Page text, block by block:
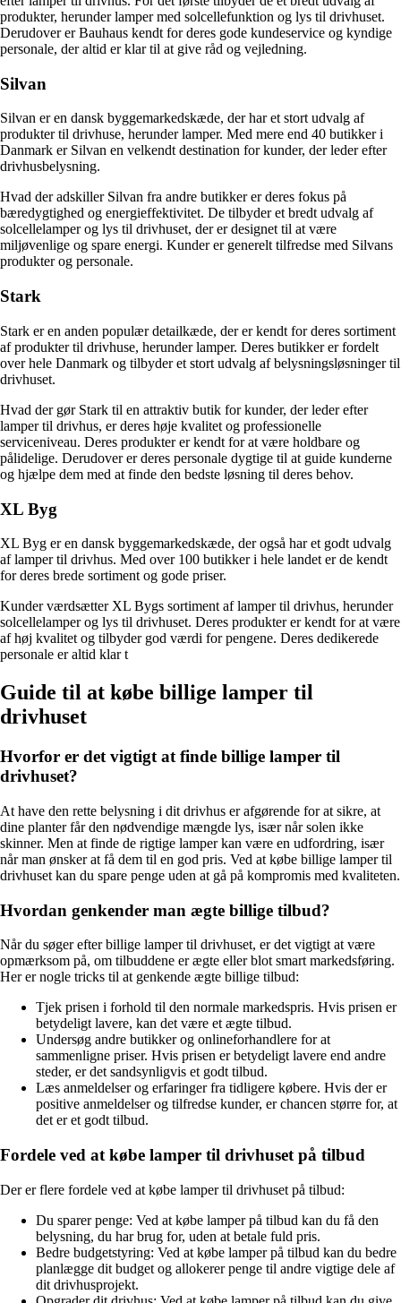
produkter, herunder lamper med solcellefunktion og lys til drivhuset.
Derudover er Bauhaus kendt for deres gode kundeservice og kyndige
personale, der altid er klar til at give råd og vejledning.
Silvan
Silvan er en dansk byggemarkedskæde, der har et stort udvalg af
produkter til drivhuse, herunder lamper. Med mere end 40 butikker i
Danmark er Silvan en velkendt destination for kunder, der leder efter
drivhusbelysning.
Hvad der adskiller Silvan fra andre butikker er deres fokus på
bæredygtighed og energieffektivitet. De tilbyder et bredt udvalg af
solcellelamper og lys til drivhuset, der er designet til at være
miljøvenlige og spare energi. Kunder er generelt tilfredse med Silvans
produkter og personale.
Stark
Stark er en anden populær detailkæde, der er kendt for deres sortiment
af produkter til drivhuse, herunder lamper. Deres butikker er fordelt
over hele Danmark og tilbyder et stort udvalg af belysningsløsninger til
drivhuset.
Hvad der gør Stark til en attraktiv butik for kunder, der leder efter
lamper til drivhus, er deres høje kvalitet og professionelle
serviceniveau. Deres produkter er kendt for at være holdbare og
pålidelige. Derudover er deres personale dygtige til at guide kunderne
og hjælpe dem med at finde den bedste løsning til deres behov.
XL Byg
XL Byg er en dansk byggemarkedskæde, der også har et godt udvalg
af lamper til drivhus. Med over 100 butikker i hele landet er de kendt
for deres brede sortiment og gode priser.
Kunder værdsætter XL Bygs sortiment af lamper til drivhus, herunder
solcellelamper og lys til drivhuset. Deres produkter er kendt for at være
af høj kvalitet og tilbyder god værdi for pengene. Deres dedikerede
personale er altid klar t
Guide til at købe billige lamper til
drivhuset
Hvorfor er det vigtigt at finde billige lamper til
drivhuset?
At have den rette belysning i dit drivhus er afgørende for at sikre, at
dine planter får den nødvendige mængde lys, især når solen ikke
skinner. Men at finde de rigtige lamper kan være en udfordring, især
når man ønsker at få dem til en god pris. Ved at købe billige lamper til
drivhuset kan du spare penge uden at gå på kompromis med kvaliteten.
Hvordan genkender man ægte billige tilbud?
Når du søger efter billige lamper til drivhuset, er det vigtigt at være
opmærksom på, om tilbuddene er ægte eller blot smart markedsføring.
Her er nogle tricks til at genkende ægte billige tilbud:
Tjek prisen i forhold til den normale markedspris. Hvis prisen er
betydeligt lavere, kan det være et ægte tilbud.
Undersøg andre butikker og onlineforhandlere for at
sammenligne priser. Hvis prisen er betydeligt lavere end andre
steder, er det sandsynligvis et godt tilbud.
Læs anmeldelser og erfaringer fra tidligere købere. Hvis der er
positive anmeldelser og tilfredse kunder, er chancen større for, at
det er et godt tilbud.
Fordele ved at købe lamper til drivhuset på tilbud
Der er flere fordele ved at købe lamper til drivhuset på tilbud:
Du sparer penge: Ved at købe lamper på tilbud kan du få den
belysning, du har brug for, uden at betale fuld pris.
Bedre budgetstyring: Ved at købe lamper på tilbud kan du bedre
planlægge dit budget og allokerer penge til andre vigtige dele af
dit drivhusprojekt.